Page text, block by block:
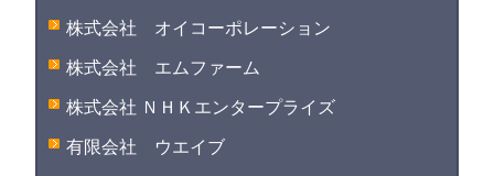
株式会社 オイコーポレーション
株式会社 エムファーム
株式会社 ＮＨＫエンタープライズ
有限会社 ウエイブ